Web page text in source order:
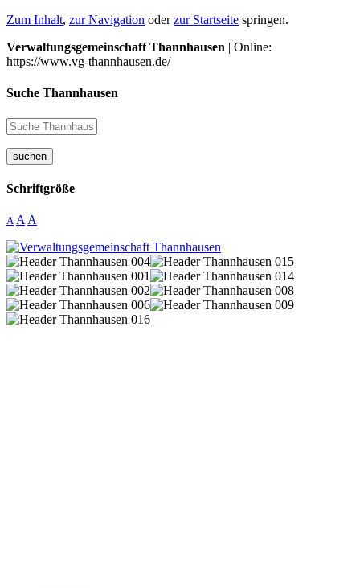
Zum Inhalt, zur Navigation oderzur Startseite springen.
Verwaltungsgemeinschaft Thannhausen | Online:
https://www.vg-thannhausen.de/
Suche Thannhausen
suchen
Schriftgröße
A A A